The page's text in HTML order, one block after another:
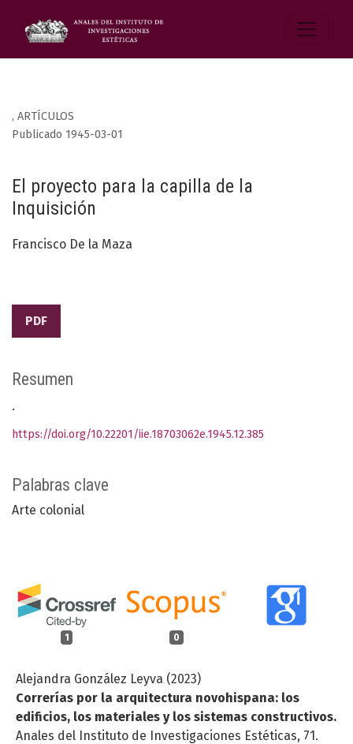
, ARTÍCULOS
El proyecto para la capilla de la
Inquisición
Publicado 1945-03-01
Francisco De la Maza
PDF
Palabras clave
Arte colonial
1 0
Alejandra González Leyva (2023)
Correrías por la arquitectura novohispana: los
edificios, los materiales y los sistemas constructivos.
Anales del Instituto de Investigaciones Estéticas, 71.
Resumen
.
https://doi.org/10.22201/iie.18703062e.1945.12.385